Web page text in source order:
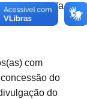
vigentes da
com
do
do